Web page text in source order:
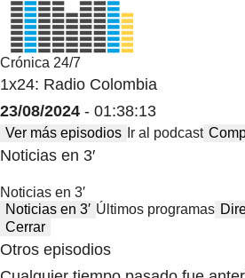
Crónica 24/7
1x24: Radio Colombia
23/08/2024 - 01:38:13
Ver más episodios Ir al podcast
Noticias en 3′
Noticias en 3′
Noticias en 3′ Últimos programas
Cerrar
Otros episodios